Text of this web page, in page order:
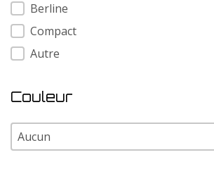
Berline
Compact
Autre
Couleur
Couleur
Couleur